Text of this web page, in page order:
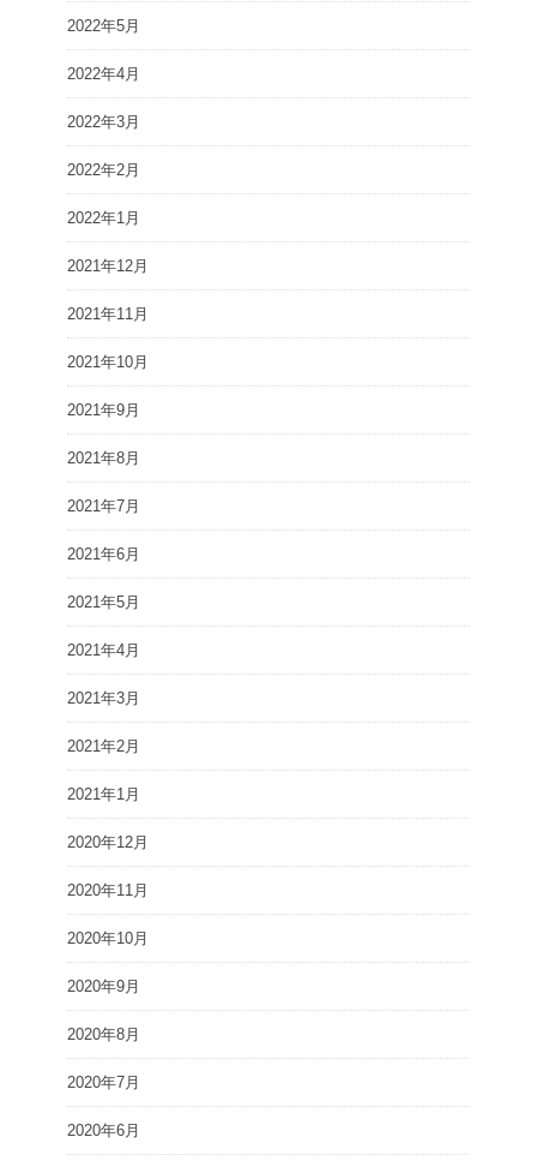
2022年5月
2022年4月
2022年3月
2022年2月
2022年1月
2021年12月
2021年11月
2021年10月
2021年9月
2021年8月
2021年7月
2021年6月
2021年5月
2021年4月
2021年3月
2021年2月
2021年1月
2020年12月
2020年11月
2020年10月
2020年9月
2020年8月
2020年7月
2020年6月